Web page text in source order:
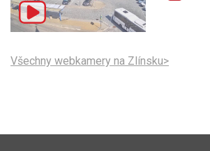
Všechny webkamery na Zlínsku>